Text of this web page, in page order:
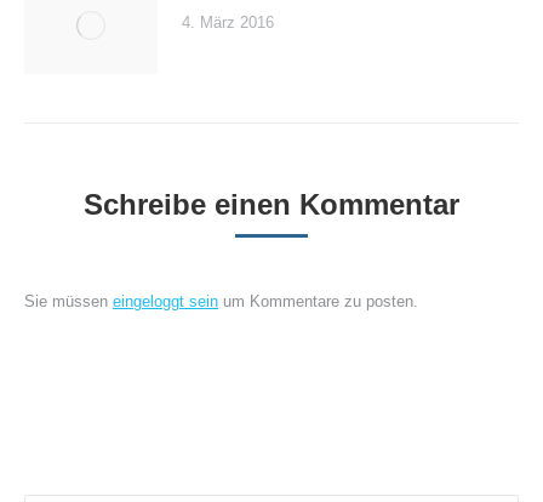
4. März 2016
Schreibe einen Kommentar
Sie müssen eingeloggt sein um Kommentare zu posten.